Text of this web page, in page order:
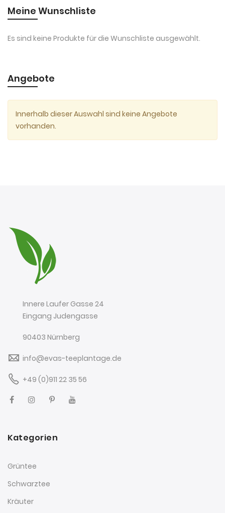
Meine Wunschliste
Es sind keine Produkte für die Wunschliste ausgewählt.
Angebote
Innerhalb dieser Auswahl sind keine Angebote
vorhanden.
Innere Laufer Gasse 24
Eingang Judengasse
90403 Nürnberg
info@evas-teeplantage.de
+49 (0)911 22 35 56
Kategorien
Grüntee
Schwarztee
Kräuter